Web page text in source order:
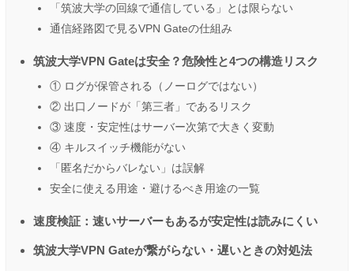
「筑波大学の回線で通信している」とは限らない
通信経路図で見るVPN Gateの仕組み
筑波大学VPN Gateは安全？危険性と4つの構造リスク
① ログが保管される（ノーログではない）
② 出口ノードが「第三者」であるリスク
③ 速度・安定性はサーバー次第で大きく変動
④ キルスイッチ機能がない
「匿名だからバレない」は誤解
安全に使える用途・避けるべき用途の一覧
速度検証：速いサーバーもあるが安定性は読みにくい
筑波大学VPN Gateが繋がらない・遅いときの対処法